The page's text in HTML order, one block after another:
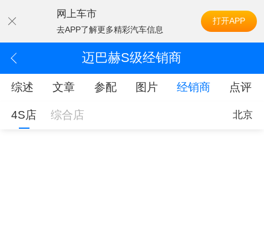
网上车市
去APP了解更多精彩汽车信息
打开APP
迈巴赫S级经销商
综述 文章 参配 图片 经销商 点评
4S店 综合店 北京